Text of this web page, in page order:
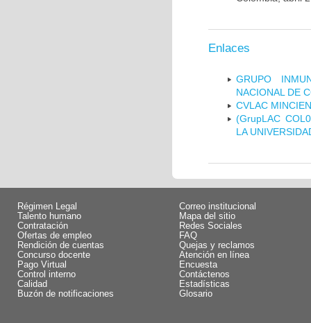
Enlaces
GRUPO
NACIONAL DE
CVLAC
(GrupLAC
LA
Régimen Legal
Talento humano
Contratación
Ofertas de empleo
Rendición de cuentas
Concurso docente
Pago Virtual
Control interno
Calidad
Buzón de notificaciones
Correo institucional
Mapa del sitio
Redes Sociales
FAQ
Quejas y reclamos
Atención en línea
Encuesta
Contáctenos
Estadísticas
Glosario